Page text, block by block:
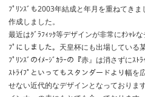
ﾌﾟﾘﾝｽﾞも2003年結成と年月を重ねてき
作成しました。
最近はｸﾞﾗﾌｨｯｸ等デザインが非常にｵｼｬﾚ
ﾌﾟにしました。天皇杯にも出場している
ﾌﾟﾘﾝｽﾞのｲﾒｰｼﾞｶﾗｰの『赤』は消さずにｽﾄﾗ
ｽﾄﾗｲﾌﾟといってもスタンダードより幅を
せない近代的なデザインとなっております